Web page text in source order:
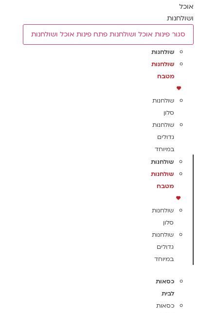
אוכל
ושולחנות
סגור פינות אוכל ושולחנות פתח פינות אוכל ושולחנות
שולחנות
שולחנות
מטבח
שולחנות
סלון
שולחנות
גדולים
במיוחד
שולחנות
שולחנות
מטבח
שולחנות
סלון
שולחנות
גדולים
במיוחד
כסאות
לבית
כסאות